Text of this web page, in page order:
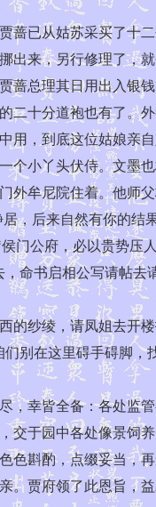
从姑苏采买了十二
出来，另行修理了，
蔷总理其日用出入银
二十分道袍也有了。
用，到底这位姑娘亲
个小丫头伏侍。文墨
外牟尼院住着。他师
，后来自然有你的结
门公府，必以贵势压
命书启相公写请帖
绫，请凤姐去开楼
别在这里碍手碍脚
皆全备：各处监管
交于园中各处像景饲
色斟酌，点缀妥当，
。贾府领了此恩旨，